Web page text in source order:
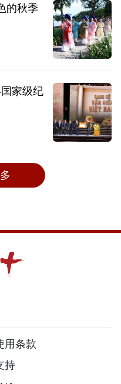
的秋季
家级纪
用条款
持